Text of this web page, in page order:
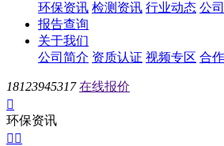
环保资讯 检测资讯 行业动态 公
报告查询
关于我们
公司简介 资质认证 视频专区 合
18123945317 在线报价

环保资讯
 